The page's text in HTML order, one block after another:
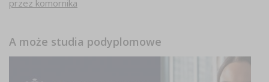
przez komornika
A może studia podyplomowe